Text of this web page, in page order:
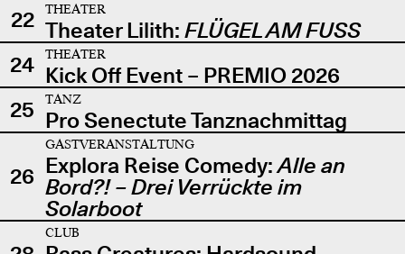
22
THEATER
Theater Lilith: FLÜGEL AM FUSS
24
THEATER
Kick Off Event – PREMIO 2026
25
TANZ
Pro Senectute Tanznachmittag
26
GASTVERANSTALTUNG
Explora Reise Comedy:Alle an
Bord?! – Drei Verrückte im
Solarboot
CLUB